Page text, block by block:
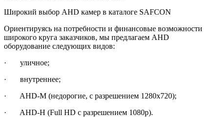
Широкий выбор AHD камер в каталоге SAFCON
Ориентируясь на потребности и финансовые возможности
широкого круга заказчиков, мы предлагаем AHD
оборудование следующих видов:
· уличное;
· внутреннее;
· AHD-M (недорогие, с разрешением 1280х720);
· AHD-H (Full HD с разрешением 1080р).